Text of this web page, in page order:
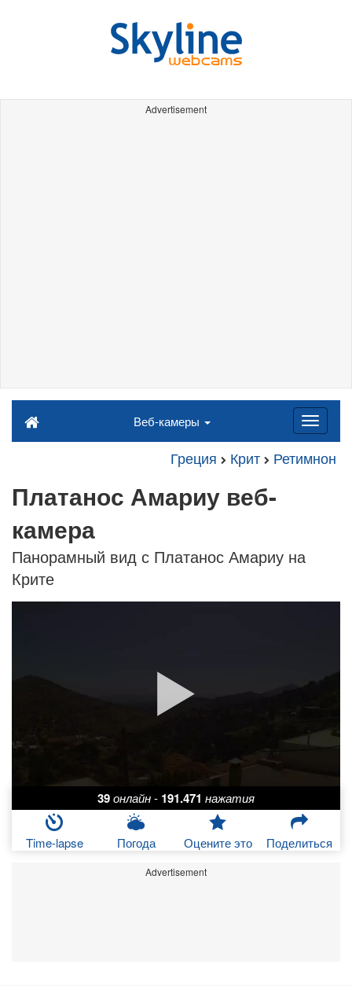
Advertisement
Веб-камеры
Греция Крит Ретимнон
Платанос Амариу веб-
камера
Панорамный вид с Платанос Амариу на
Крите
39онлайн- 191.471 нажатия
Time-lapse Погода Оцените это Поделиться
Advertisement